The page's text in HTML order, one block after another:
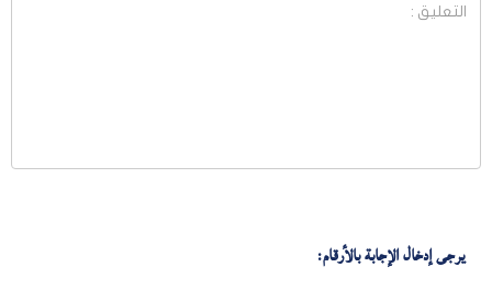
يرجى إدخال الإجابة بالأرقام: